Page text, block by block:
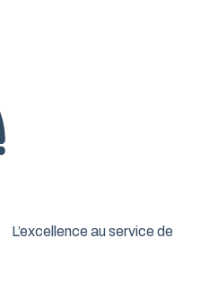
L’excellence au service de